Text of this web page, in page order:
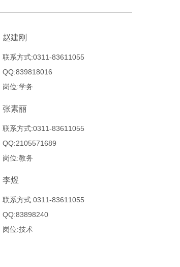
赵建刚
联系方式:0311-83611055
QQ:839818016
岗位:学务
张素丽
联系方式:0311-83611055
QQ:2105571689
岗位:教务
李煜
联系方式:0311-83611055
QQ:83898240
岗位:技术